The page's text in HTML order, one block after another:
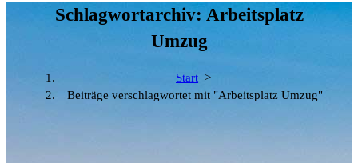
Schlagwortarchiv: Arbeitsplatz
Umzug
Start >
Beiträge verschlagwortet mit "Arbeitsplatz Umzug"